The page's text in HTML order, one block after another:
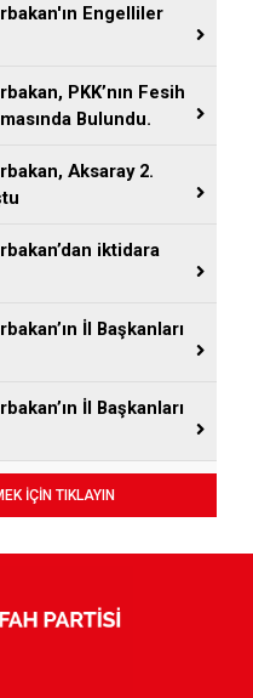
Engelliler
PKK’nın Fesih
Bulundu.
Aksaray 2.
iktidara
İl Başkanları
İl Başkanları
İÇİN TIKLAYIN